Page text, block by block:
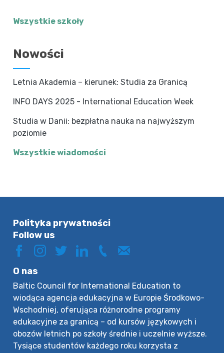
Wszystkie szkoły
Nowości
Letnia Akademia – kierunek: Studia za Granicą
INFO DAYS 2025 - International Education Week
Studia w Danii: bezpłatna nauka na najwyższym
poziomie
Wszystkie wiadomości
Polityka prywatności
Follow us
O nas
Baltic Council for International Education to
wiodąca agencja edukacyjna w Europie Środkowo-
Wschodniej, oferująca różnorodne programy
edukacyjne za granicą – od kursów językowych i
obozów letnich po szkoły średnie i uczelnie wyższe.
Tysiące studentów każdego roku korzysta z